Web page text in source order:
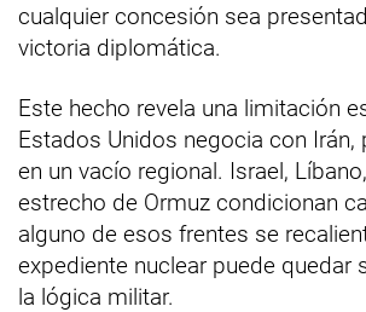
cualquier concesión sea
victoria diplomática.
Este hecho revela una limitación
Estados Unidos negocia con Irán,
en un vacío regional. Israel,
estrecho de Ormuz condicionan
alguno de esos frentes se
expediente nuclear puede quedar
la lógica militar.